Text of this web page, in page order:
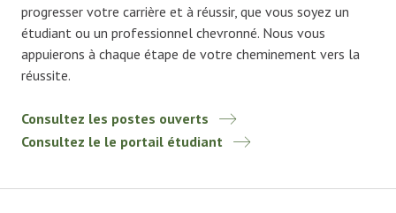
progresser votre carrière et à réussir, que vous soyez un
étudiant ou un professionnel chevronné. Nous vous
appuierons à chaque étape de votre cheminement vers la
réussite.
Consultez les postes ouverts
Consultez le le portail étudiant